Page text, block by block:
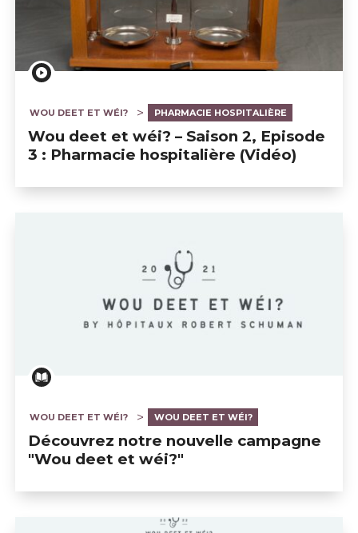
WOU DEET ET WÉI? PHARMACIE HOSPITALIÈRE
Wou deet et wéi? – Saison 2, Episode
3 : Pharmacie hospitalière (Vidéo)
WOU DEET ET WÉI? WOU DEET ET WÉI?
Découvrez notre nouvelle campagne
"Wou deet et wéi?"